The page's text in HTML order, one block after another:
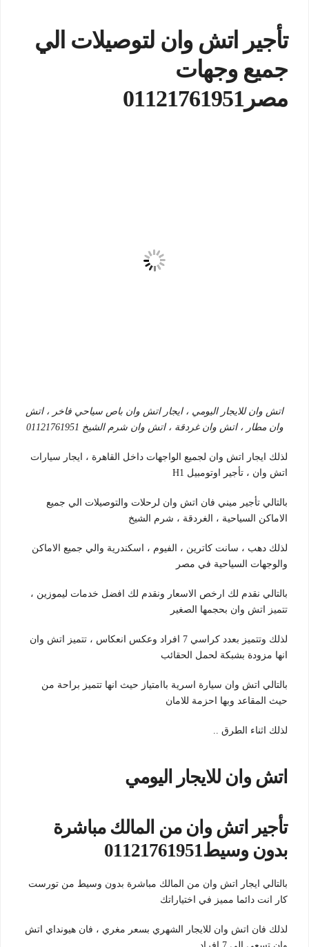
تأجير اتش وان لتوصيلات الي
جميع وجهات
مصر01121761951
اتش وان للايجار اليومي ، ايجار اتش وان باص سياحي فاخر ، اتش
وان مطار ، اتش وان غردقة ، اتش وان شرم الشيخ 01121761951
لذلك ايجار اتش وان لجميع الواجهات داخل القاهرة ، ايجار سيارات
اتش وان ، تأجير اوتومبيل H1
بالتالي تأجير ميني فان اتش وان لرحلات والتوصيلات الي جميع
الاماكن السياحية ، الغردقة ، شرم الشيخ
لذلك دهب ، سانت كاترين ، الفيوم ، اسكندرية والي جميع الاماكن
والوجهات السياحية في مصر
بالتالي نقدم لك ارخص الاسعار ونقدم لك افضل خدمات ليموزين ،
تتميز اتش وان بحجمها الصغير
لذلك وتتميز بعدد كراسي 7 افراد وعكس انعكاس ، تتميز اتش وان
انها مزودة بشبكة لحمل الحقائب
بالتالي اتش وان سيارة اسرية باامتياز حيث انها تتميز براحة من
حيث المقاعد وبها احزمة للامان
لذلك اثناء الطرق ..
اتش وان للايجار اليومي
تأجير اتش وان من المالك مباشرة
بدون وسيط01121761951
بالتالي ايجار اتش وان من المالك مباشرة بدون وسيط من تورست
كار انت دائما مميز في اختياراتك
لذلك فان اتش وان للايجار الشهري بسعر مغري ، فان هيونداي اتش